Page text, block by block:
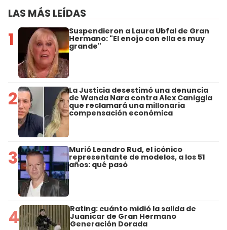
LAS MÁS LEÍDAS
1 Suspendieron a Laura Ubfal de Gran
Hermano: "El enojo con ella es muy
grande"
2 La Justicia desestimó una denuncia
de Wanda Nara contra Alex Caniggia
que reclamará una millonaria
compensación económica
3 Murió Leandro Rud, el icónico
representante de modelos, a los 51
años: qué pasó
4 Rating: cuánto midió la salida de
Juanicar de Gran Hermano
Generación Dorada